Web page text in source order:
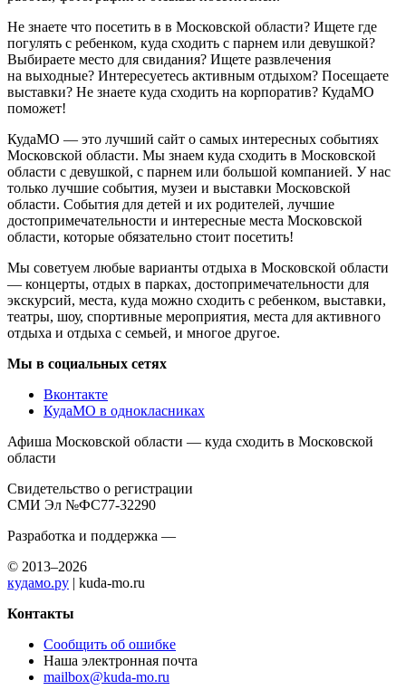
Не знаете что посетить в в Московской области? Ищете где
погулять с ребенком, куда сходить с парнем или девушкой?
Выбираете место для свидания? Ищете развлечения
на выходные? Интересуетесь активным отдыхом? Посещаете
выставки? Не знаете куда сходить на корпоратив? КудаМО
поможет!
КудаМО — это лучший сайт о самых интересных событиях
Московской области. Мы знаем куда сходить в Московской
области с девушкой, с парнем или большой компанией. У нас
только лучшие события, музеи и выставки Московской
области. События для детей и их родителей, лучшие
достопримечательности и интересные места Московской
области, которые обязательно стоит посетить!
Мы советуем любые варианты отдыха в Московской области
— концерты, отдых в парках, достопримечательности для
экскурсий, места, куда можно сходить с ребенком, выставки,
театры, шоу, спортивные мероприятия, места для активного
отдыха и отдыха с семьей, и многое другое.
Мы в социальных сетях
Вконтакте
КудаМО в однокласниках
Афиша Московской области — куда сходить в Московской
области
Свидетельство о регистрации
СМИ Эл №ФС77-32290
Разработка и поддержка —
© 2013–2026
кудамо.ру | kuda-mo.ru
Контакты
Сообщить об ошибке
Наша электронная почта
mailbox@kuda-mo.ru